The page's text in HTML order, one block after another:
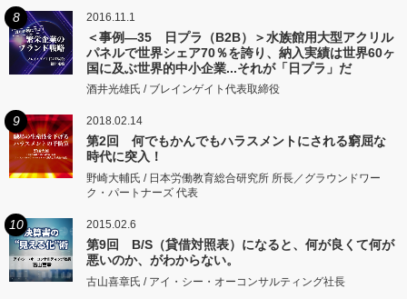
8 2016.11.1
＜事例―35 日プラ（B2B）＞水族館用大型アクリル
パネルで世界シェア70％を誇り、納入実績は世界60ヶ
国に及ぶ世界的中小企業...それが「日プラ」だ
酒井光雄氏 / ブレインゲイト代表取締役
9 2018.02.14
第2回 何でもかんでもハラスメントにされる窮屈な
時代に突入！
野崎大輔氏 / 日本労働教育総合研究所 所長／グラウンドワー
ク・パートナーズ 代表
10 2015.02.6
第9回 B/S（貸借対照表）になると、何が良くて何が
悪いのか、がわからない。
古山喜章氏 / アイ・シー・オーコンサルティング社長